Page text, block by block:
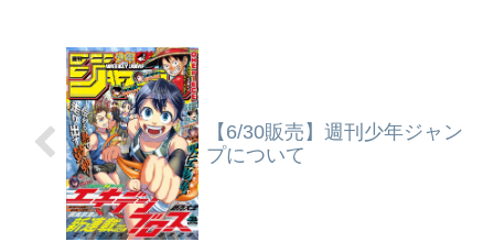
【6/30販売】週刊少年ジャン
プについて